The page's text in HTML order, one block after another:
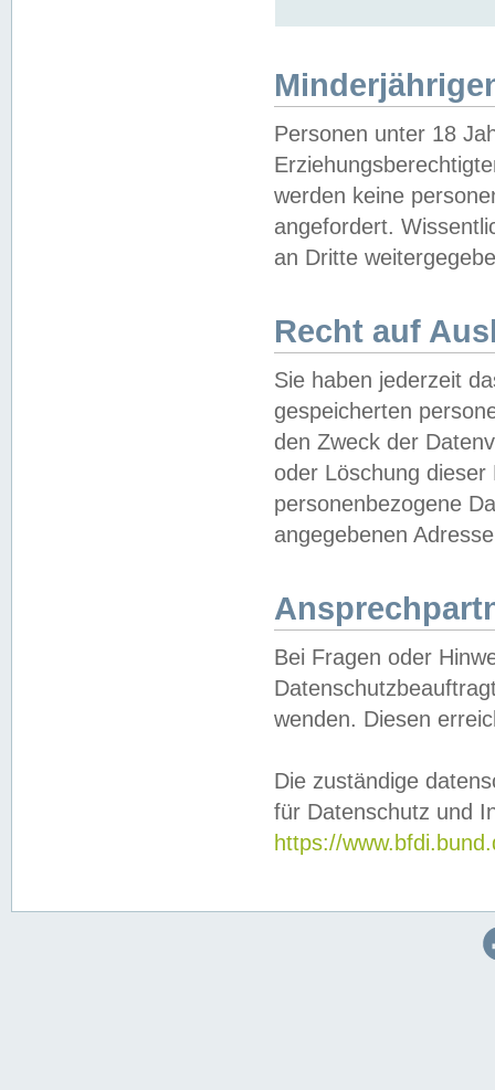
Personen unter 18
werden keine
angefordert.
an Dritte
Recht auf
Sie haben jederzeit
gespeicherten
den Zweck der
oder Löschung
personenbezogene
angegebenen
Bei Fragen oder
wenden. Diesen
Die zuständige
für Datenschutz und
https://